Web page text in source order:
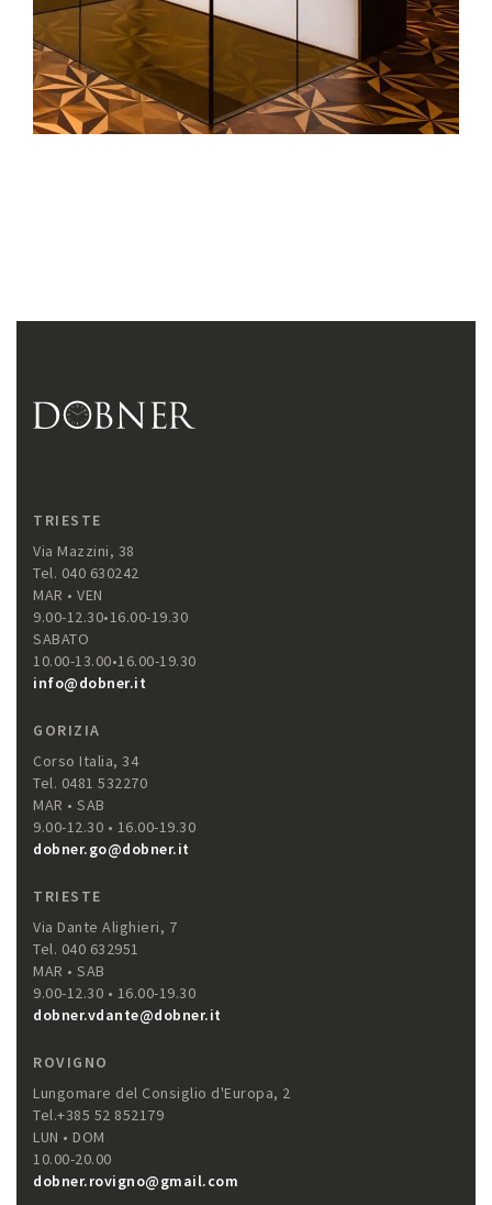
TRIESTE
Via Mazzini, 38
Tel. 040 630242
MAR • VEN
9.00-12.30•16.00-19.30
SABATO
10.00-13.00•16.00-19.30
info@dobner.it
GORIZIA
Corso Italia, 34
Tel. 0481 532270
MAR • SAB
9.00-12.30 • 16.00-19.30
dobner.go@dobner.it
TRIESTE
Via Dante Alighieri, 7
Tel. 040 632951
MAR • SAB
9.00-12.30 • 16.00-19.30
dobner.vdante@dobner.it
ROVIGNO
Lungomare del Consiglio d'Europa, 2
Tel.+385 52 852179
LUN • DOM
10.00-20.00
dobner.rovigno@gmail.com